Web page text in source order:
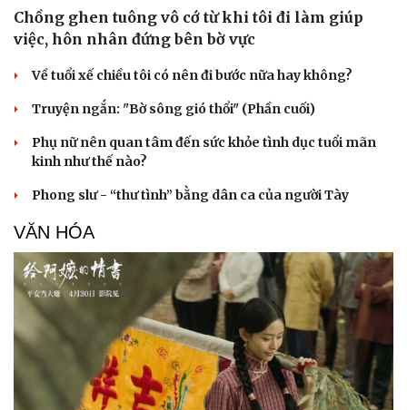
Sức khỏe
Dinh dưỡng - món ngon
Sản phụ khoa
Nam khoa
Làm đẹp - giảm cân
Phòng mạch online
Đời sống
Nhà đẹp
Tình yêu - Gia đình
Chồng ghen tuông vô cớ từ khi tôi đi làm giúp
việc, hôn nhân đứng bên bờ vực
Về tuổi xế chiều tôi có nên đi bước nữa hay không?
Truyện ngắn: "Bờ sông gió thổi" (Phần cuối)
Phụ nữ nên quan tâm đến sức khỏe tình dục tuổi mãn
kinh như thế nào?
Phong slư - “thư tình” bằng dân ca của người Tày
VĂN HÓA